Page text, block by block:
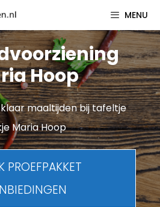
MENU
Hoop
maaltijden bij tafeltje
Maria Hoop
PROEFPAKKET